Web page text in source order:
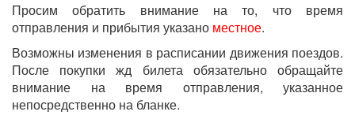
Просим обратить внимание на то, что время
отправления и прибытия указано местное.
Возможны изменения в расписании движения поездов.
После покупки жд билета обязательно обращайте
внимание на время отправления, указанное
непосредственно на бланке.